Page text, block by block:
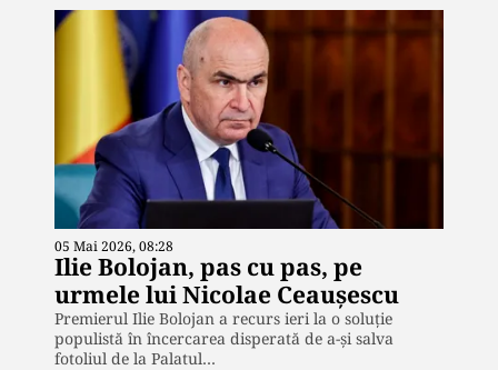
05 Mai 2026, 08:28
Ilie Bolojan, pas cu pas, pe
urmele lui Nicolae Ceaușescu
Premierul Ilie Bolojan a recurs ieri la o soluție
populistă în încercarea disperată de a-și salva
fotoliul de la Palatul…